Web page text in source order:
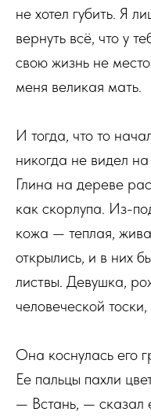
не хотел губить. Я
вернуть всё, что у
свою жизнь не
меня великая мать.
И тогда, что то
никогда не видел на
Глина на дереве
как скорлупа. Из-
кожа — теплая,
открылись, и в них
листвы. Девушка,
человеческой
Она коснулась его
Ее пальцы пахли
— Встань, — сказал